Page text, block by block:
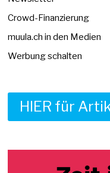
Crowd-Finanzierung
muula.ch in den Medien
Werbung schalten
HIER für